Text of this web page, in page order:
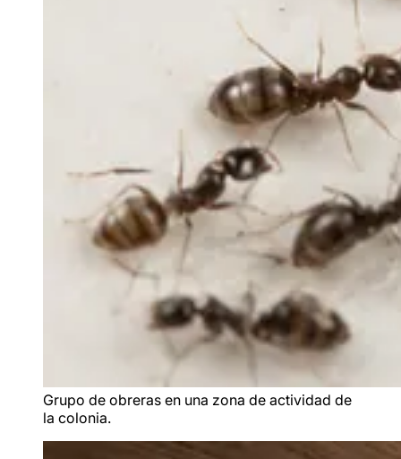
Grupo de obreras en una zona de actividad de
la colonia.